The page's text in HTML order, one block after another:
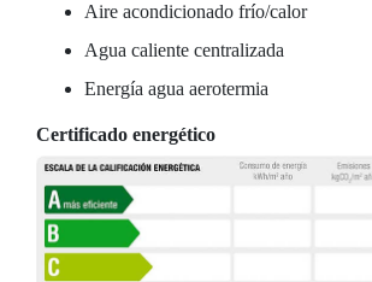
Aire acondicionado frío/calor
Agua caliente centralizada
Energía agua aerotermia
Certificado energético